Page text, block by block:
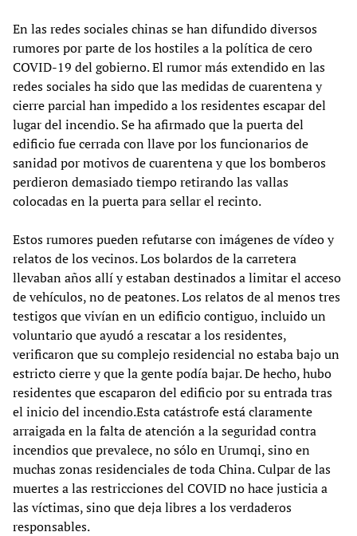
En las redes sociales chinas se han difundido diversos
rumores por parte de los hostiles a la política de cero
COVID-19 del gobierno. El rumor más extendido en las
redes sociales ha sido que las medidas de cuarentena y
cierre parcial han impedido a los residentes escapar del
lugar del incendio. Se ha afirmado que la puerta del
edificio fue cerrada con llave por los funcionarios de
sanidad por motivos de cuarentena y que los bomberos
perdieron demasiado tiempo retirando las vallas
colocadas en la puerta para sellar el recinto.
Estos rumores pueden refutarse con imágenes de vídeo y
relatos de los vecinos. Los bolardos de la carretera
llevaban años allí y estaban destinados a limitar el acceso
de vehículos, no de peatones. Los relatos de al menos tres
testigos que vivían en un edificio contiguo, incluido un
voluntario que ayudó a rescatar a los residentes,
verificaron que su complejo residencial no estaba bajo un
estricto cierre y que la gente podía bajar. De hecho, hubo
residentes que escaparon del edificio por su entrada tras
el inicio del incendio.Esta catástrofe está claramente
arraigada en la falta de atención a la seguridad contra
incendios que prevalece, no sólo en Urumqi, sino en
muchas zonas residenciales de toda China. Culpar de las
muertes a las restricciones del COVID no hace justicia a
las víctimas, sino que deja libres a los verdaderos
responsables.